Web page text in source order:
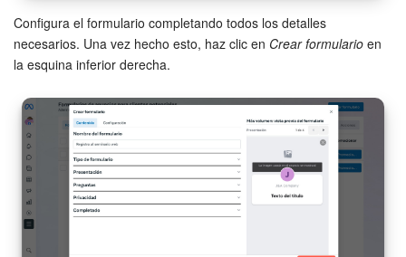
Firma electrónica para RR. HH.
Flujos de trabajo
Marketing
Gestión del inventario
Configura el formulario completando todos los detalles
necesarios. Una vez hecho esto, haz clic en Crear formulario en
la esquina inferior derecha.